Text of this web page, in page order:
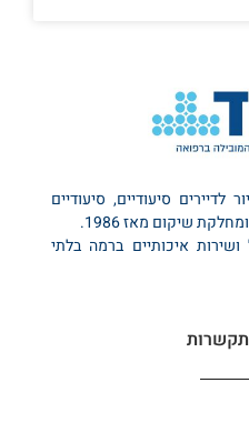
סיעודיים, סיעודיים
שיקום מאז 1986.
איכותיים ברמה בלתי